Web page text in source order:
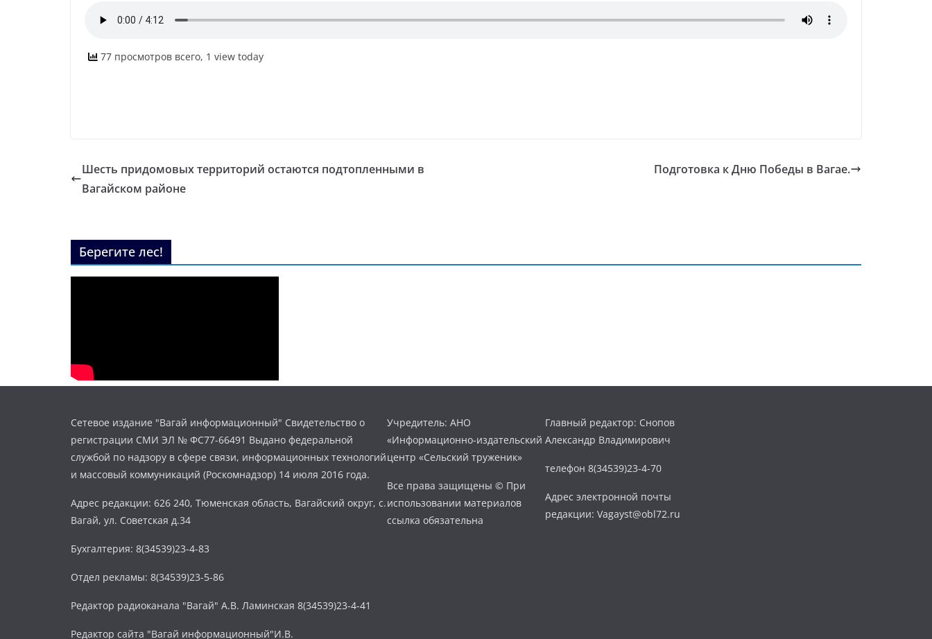
77 просмотров всего, 1 view today
Шесть придомовых территорий остаются подтопленными в
Вагайском районе
Подготовка к Дню Победы в Вагае.
Берегите лес!
Сетевое издание "Вагай информационный" Свидетельство о
регистрации СМИ ЭЛ № ФС77-66491 Выдано федеральной
службой по надзору в сфере связи, информационных технологий
и массовый коммуникаций (Роскомнадзор) 14 июля 2016 года.
Адрес редакции: 626 240, Тюменская область, Вагайский округ, с.
Вагай, ул. Советская д.34
Бухгалтерия: 8(34539)23-4-83
Отдел рекламы: 8(34539)23-5-86
Редактор радиоканала "Вагай" А.В. Ламинская 8(34539)23-4-41
Редактор сайта "Вагай информационный"И.В.
Учредитель: АНО
«Информационно-издательский
центр «Сельский труженик»
Все права защищены © При
использовании материалов
ссылка обязательна
Главный редактор: Снопов
Александр Владимирович
телефон 8(34539)23-4-70
Адрес электронной почты
редакции: Vagayst@obl72.ru